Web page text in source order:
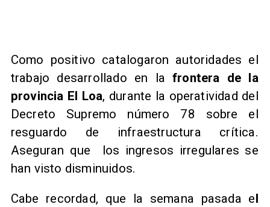
Como positivo catalogaron autoridades el
trabajo desarrollado en lafrontera de la
provincia El Loa, durante la operatividad del
Decreto Supremo número 78 sobre el
resguardo de infraestructura crítica.
Aseguran que los ingresos irregulares se
han visto disminuidos.
Cabe recordad, que la semana pasada el